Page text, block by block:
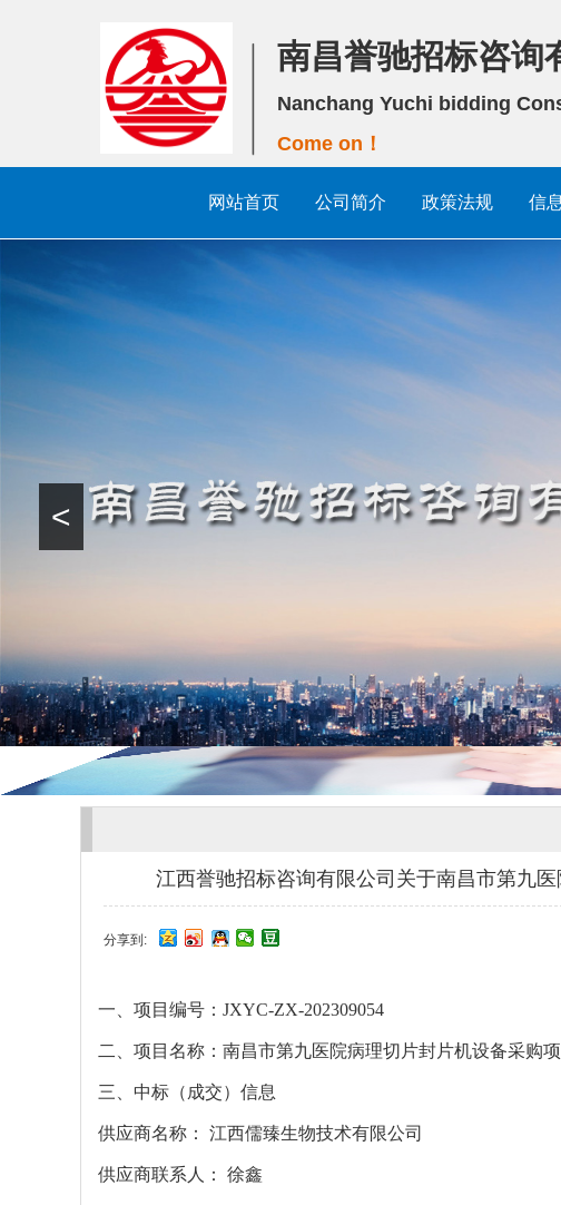
南昌誉驰招标咨询
Nanchang Yuchi bidding
Come on！
网站首页 公司简介 政策法规 信
<
江西誉驰招标咨询有限公司关于南昌市第九
分享到:
一、项目编号： JXYC-ZX-202309054
二、项目名称：南昌市第九医院病理切片封片机设备采购项
三、中标（成交）信息
供应商名称： 江西儒臻生物技术有限公司
供应商联系人： 徐鑫